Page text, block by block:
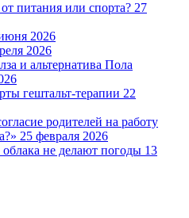
питания или спорта? 27
2026
2026
и альтернатива Пола
гештальт-терапии 22
родителей на работу
25 февраля 2026
не делают погоды 13